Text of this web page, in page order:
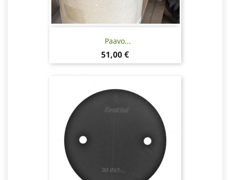
Paavo...
Hinta
51,00 €